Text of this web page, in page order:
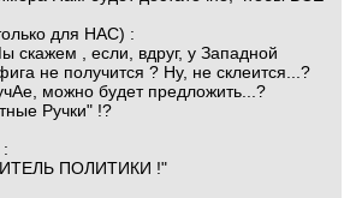
для НАС) :
скажем , если, вдруг, у Западной
не получится ? Ну, не склеится...?
можно будет предложить...?
Ручки" !?
ПОЛИТИКИ !"